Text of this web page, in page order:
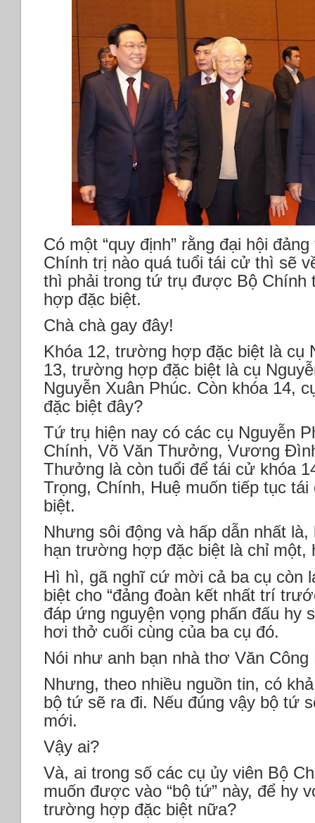
Có một “quy định” rằng đại hội
Chính trị nào quá tuổi tái cử thì sẽ
thì phải trong tứ trụ được Bộ Chính
hợp đặc biệt.
Chà chà gay đây!
Khóa 12, trường hợp đặc biệt là cụ
13, trường hợp đặc biệt là cụ
Nguyễn Xuân Phúc. Còn khóa 14,
đặc biệt đây?
Tứ trụ hiện nay có các cụ Nguyễn
Chính, Võ Văn Thưởng, Vương
Thưởng là còn tuổi để tái cử khóa
Trọng, Chính, Huệ muốn tiếp tục
biệt.
Nhưng sôi động và hấp dẫn nhất
hạn trường hợp đặc biệt là chỉ một,
Hì hì, gã nghĩ cứ mời cả ba cụ còn
biệt cho “đảng đoàn kết nhất trí
đáp ứng nguyện vọng phấn đấu hy
hơi thở cuối cùng của ba cụ đó.
Nói như anh bạn nhà thơ Văn Công
Nhưng, theo nhiều nguồn tin, có
bộ tứ sẽ ra đi. Nếu đúng vậy bộ tứ
mới.
Vậy ai?
Và, ai trong số các cụ ủy viên Bộ
muốn được vào “bộ tứ” này, để hy
trường hợp đặc biệt nữa?